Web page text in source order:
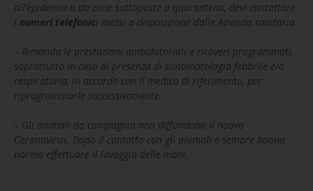
all’epidemia o da zone sottoposte a quarantena, devi contattare
i numeri telefonici messi a disposizione dalle Azienda sanitaria.
– Rimanda le prestazioni ambulatoriali e ricoveri programmati,
soprattutto in caso di presenza di sintomatologia febbrile e/o
respiratoria, in accordo con il medico di riferimento, per
riprogrammarle successivamente.
– Gli animali da compagnia non diffondono il nuovo
Coronavirus. Dopo il contatto con gli animali è sempre buona
norma effettuare il lavaggio delle mani.